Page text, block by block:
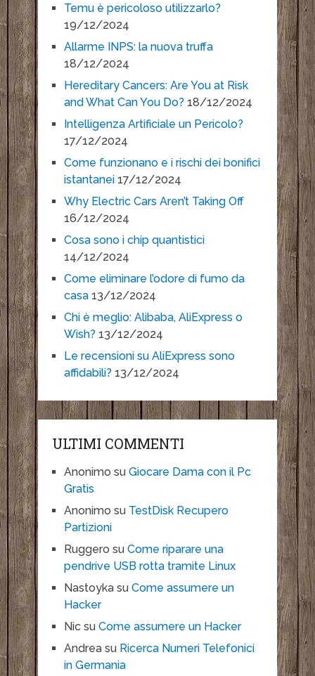
Temu è pericoloso utilizzarlo?
19/12/2024
Allarme INPS: la nuova truffa
18/12/2024
Hereditary Cancers: Are You at Risk
and What Can You Do? 18/12/2024
Intelligenza Artificiale un Pericolo?
17/12/2024
Come funzionano e i rischi dei bonifici
istantanei 17/12/2024
Why Electric Cars Aren’t Taking Off
16/12/2024
Cosa sono i chip quantistici
14/12/2024
Come eliminare l’odore di fumo da
casa 13/12/2024
Chi è meglio: Alibaba, AliExpress o
Wish? 13/12/2024
Le recensioni su AliExpress sono
affidabili? 13/12/2024
ULTIMI COMMENTI
Anonimo su Giocare Dama con il Pc
Gratis
Anonimo su TestDisk Recupero
Partizioni
Ruggero su Come riparare una
pendrive USB rotta tramite Linux
Nastoykasu Come assumere un
Hacker
Nicsu Come assumere un Hacker
Andreasu Ricerca Numeri Telefonici
in Germania